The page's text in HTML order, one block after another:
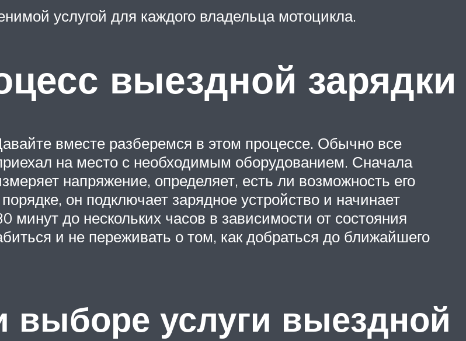
услугой для каждого владельца мотоцикла.
выездной зарядки
вместе разберемся в этом процессе. Обычно все
на место с необходимым оборудованием. Сначала
напряжение, определяет, есть ли возможность его
он подключает зарядное устройство и начинает
минут до нескольких часов в зависимости от состояния
и не переживать о том, как добраться до ближайшего
выборе услуги выездной